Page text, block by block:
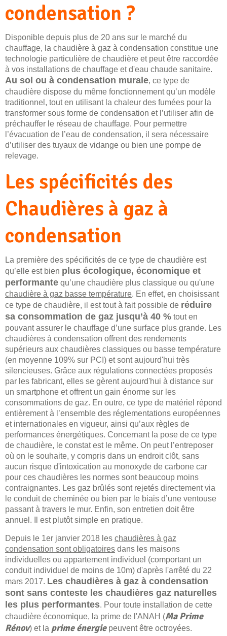
condensation ?
Disponible depuis plus de 20 ans sur le marché du
chauffage, la chaudière à gaz à condensation constitue une
technologie particulière de chaudière et peut être raccordée
à vos installations de chauffage et d'eau chaude sanitaire.
Au sol ou à condensation murale, ce type de
chaudière dispose du même fonctionnement qu’un modèle
traditionnel, tout en utilisant la chaleur des fumées pour la
transformer sous forme de condensation et l’utiliser afin de
préchauffer le réseau de chauffage. Pour permettre
l’évacuation de l’eau de condensation, il sera nécessaire
d’utiliser des tuyaux de vidange ou bien une pompe de
relevage.
Les spécificités des
Chaudières à gaz à
condensation
La première des spécificités de ce type de chaudière est
qu’elle est bien plus écologique, économique et
performante qu’une chaudière plus classique ou qu'une
chaudière à gaz basse température. En effet, en choisissant
ce type de chaudière, il est tout à fait possible de réduire
sa consommation de gaz jusqu’à 40 % tout en
pouvant assurer le chauffage d’une surface plus grande. Les
chaudières à condensation offrent des rendements
supérieurs aux chaudières classiques ou basse température
(en moyenne 109% sur PCI) et sont aujourd'hui très
silencieuses. Grâce aux régulations connectées proposés
par les fabricant, elles se gèrent aujourd'hui à distance sur
un smartphone et offrent un gain énorme sur les
consommations de gaz. En outre, ce type de matériel répond
entièrement à l’ensemble des réglementations européennes
et internationales en vigueur, ainsi qu’aux règles de
performances énergétiques. Concernant la pose de ce type
de chaudière, le constat est le même. On peut l’entreposer
où on le souhaite, y compris dans un endroit clôt, sans
aucun risque d'intoxication au monoxyde de carbone car
pour ces chaudières les normes sont beaucoup moins
contraignantes. Les gaz brûlés sont rejetés directement via
le conduit de cheminée ou bien par le biais d’une ventouse
passant à travers le mur. Enfin, son entretien doit être
annuel. Il est plutôt simple en pratique.
Depuis le 1er janvier 2018 les chaudières à gaz
condensation sont obligatoires dans les maisons
individuelles ou appartement individuel (comportant un
conduit individuel de moins de 10m) d'après l'arrêté du 22
mars 2017. Les chaudières à gaz à condensation
sont sans conteste les chaudières gaz naturelles
les plus performantes. Pour toute installation de cette
chaudière économique, la prime de l'ANAH (Ma Prime
Rénov) et la prime énergiepeuvent être octroyées.